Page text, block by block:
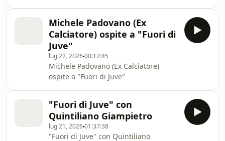
Michele Padovano (Ex
Calciatore) ospite a "Fuori di
Juve"
lug 22, 202600:12:45
Michele Padovano (Ex Calciatore)
ospite a "Fuori di Juve"
"Fuori di Juve" con
Quintiliano Giampietro
lug 21, 202601:37:38
"Fuori di Juve" con Quintiliano